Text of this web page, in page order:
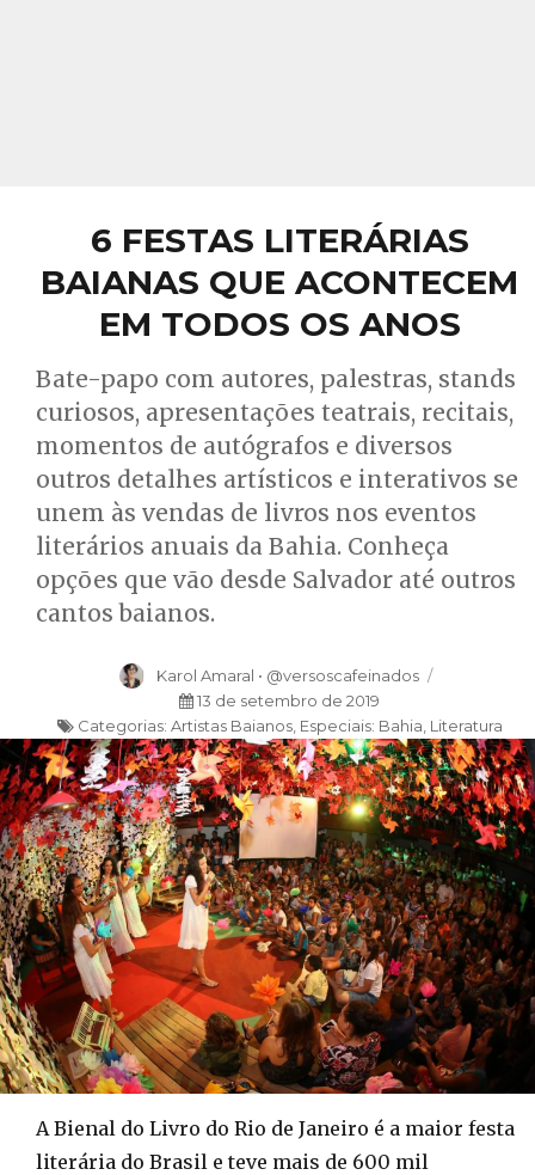
6 FESTAS LITERÁRIAS
BAIANAS QUE ACONTECEM
EM TODOS OS ANOS
Bate-papo com autores, palestras, stands
curiosos, apresentações teatrais, recitais,
momentos de autógrafos e diversos
outros detalhes artísticos e interativos se
unem às vendas de livros nos eventos
literários anuais da Bahia. Conheça
opções que vão desde Salvador até outros
cantos baianos.
Autor
Karol Amaral • @versoscafeinados
Publicado
em
13 de setembro de 2019
Categorias: Categorias
Artistas Baianos, Especiais: Bahia Literatura
A Bienal do Livro do Rio de Janeiro é a maior festa
literária do Brasil e teve mais de 600 mil